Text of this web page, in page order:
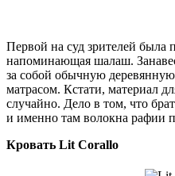
Первой на суд зрителей была
напоминающая шалаш.
за собой обычную
матрасом. Кстати, материал
случайно. Дело в том, что
и именно там волокна рафии
Кровать Lit Corallo